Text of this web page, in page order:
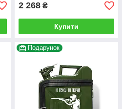
2 268 ₴
Купити
Подарунок